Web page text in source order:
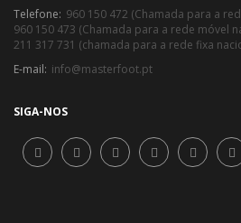
Telefone: 960 150 472 (Chamada para a
960 150 473 (Chamada para a rede móvel
211 317 731 (chamada para a rede fixa
E-mail: info@masterfoot.pt
SIGA-NOS